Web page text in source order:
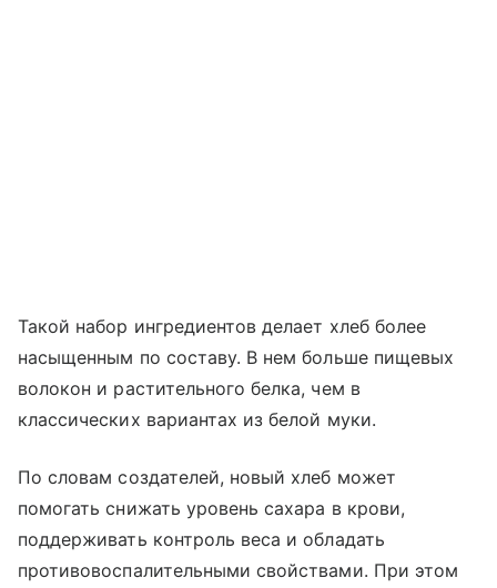
Такой набор ингредиентов делает хлеб более
насыщенным по составу. В нем больше пищевых
волокон и растительного белка, чем в
классических вариантах из белой муки.
По словам создателей, новый хлеб может
помогать снижать уровень сахара в крови,
поддерживать контроль веса и обладать
противовоспалительными свойствами. При этом